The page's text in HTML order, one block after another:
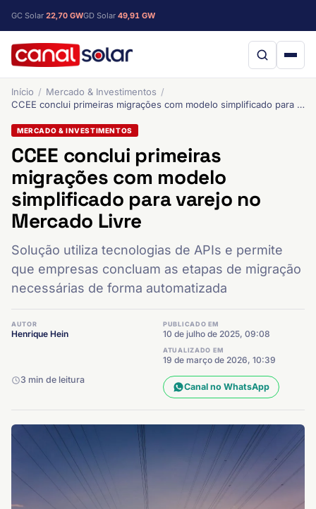
GC Solar 22,70 GWGD Solar 49,91 GW
Início
Mercado & Investimentos
CCEE conclui primeiras migrações com modelo simplificado para varejo no Mercado Livre
MERCADO & INVESTIMENTOS
CCEE conclui primeiras
migrações com modelo
simplificado para varejo no
Mercado Livre
Solução utiliza tecnologias de APIs e permite
que empresas concluam as etapas de migração
necessárias de forma automatizada
AUTOR
Henrique Hein
PUBLICADO EM
10 de julho de 2025, 09:08
ATUALIZADO EM
19 de março de 2026, 10:39
3 min de leitura
Canal no WhatsApp